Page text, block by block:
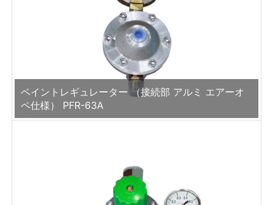
ペイントレギュレーター （接続部 アルミ エアーオ
ペ仕様） PFR-63A